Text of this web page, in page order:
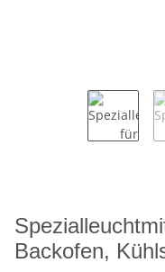
Backofen,